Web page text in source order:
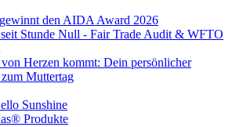
den AIDA Award 2026
Stunde Null - Fair Trade Audit & WFTO
Herzen kommt: Dein persönlicher
Muttertag
Sunshine
Produkte